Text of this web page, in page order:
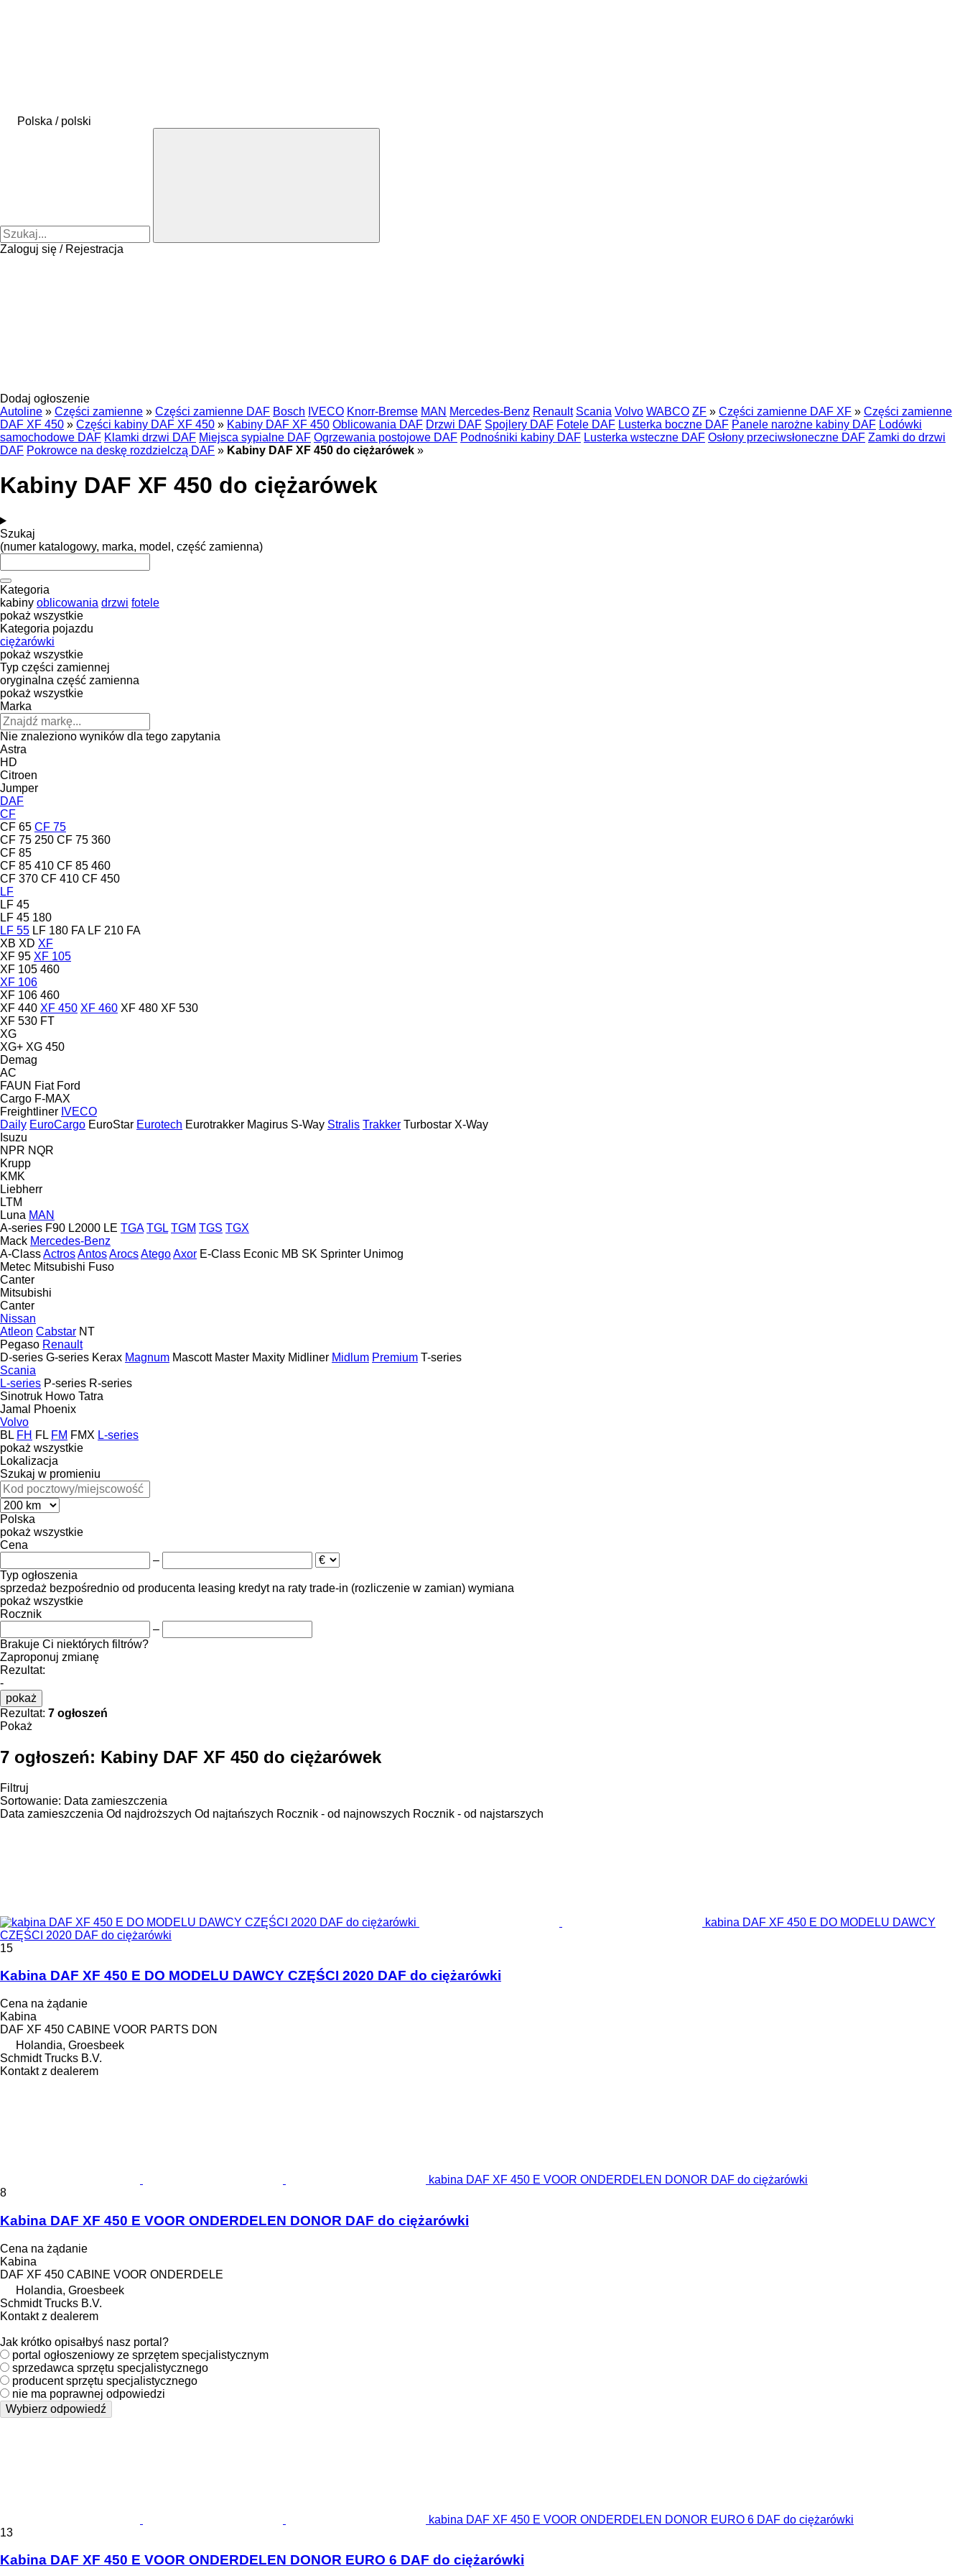
Polska / polski
Zaloguj się / Rejestracja
Dodaj ogłoszenie
Autoline » Części zamienne » Części zamienne DAF Bosch IVECO Knorr-Bremse MAN Mercedes-Benz Renault Scania Volvo WABCO ZF » Części zamienne DAF XF » Części zamienne
DAF XF 450 » Części kabiny DAF XF 450 » Kabiny DAF XF 450 Oblicowania DAF Drzwi DAF Spojlery DAF Fotele DAF Lusterka boczne DAF Panele narożne kabiny DAF Lodówki
samochodowe DAF Klamki drzwi DAF Miejsca sypialne DAF Ogrzewania postojowe DAF Podnośniki kabiny DAF Lusterka wsteczne DAF Osłony przeciwsłoneczne DAF Zamki do drzwi
DAF Pokrowce na deskę rozdzielczą DAF » Kabiny DAF XF 450 do ciężarówek »
Kabiny DAF XF 450 do ciężarówek
Szukaj
(numer katalogowy, marka, model, część zamienna)
Kategoria
kabiny oblicowania drzwi fotele
pokaż wszystkie
Kategoria pojazdu
ciężarówki
pokaż wszystkie
Typ części zamiennej
oryginalna część zamienna
pokaż wszystkie
Marka
Nie znaleziono wyników dla tego zapytania
Astra
HD
Citroen
Jumper
DAF
CF
CF 65 CF 75
CF 75 250 CF 75 360
CF 85
CF 85 410 CF 85 460
CF 370 CF 410 CF 450
LF
LF 45
LF 45 180
LF 55 LF 180 FA LF 210 FA
XB XD XF
XF 95 XF 105
XF 105 460
XF 106
XF 106 460
XF 440 XF 450 XF 460 XF 480 XF 530
XF 530 FT
XG
XG+ XG 450
Demag
AC
FAUN Fiat Ford
Cargo F-MAX
Freightliner IVECO
Daily EuroCargo EuroStar Eurotech Eurotrakker Magirus S-Way Stralis Trakker Turbostar X-Way
Isuzu
NPR NQR
Krupp
KMK
Liebherr
LTM
Luna MAN
A-series F90 L2000 LE TGA TGL TGM TGS TGX
Mack Mercedes-Benz
A-ClassActrosAntosArocsAtegoAxor E-Class Econic MB SK Sprinter Unimog
Metec Mitsubishi Fuso
Canter
Mitsubishi
Canter
Nissan
Atleon Cabstar NT
Pegaso Renault
D-series G-series Kerax Magnum Mascott Master Maxity Midliner Midlum Premium T-series
Scania
L-series P-series R-series
Sinotruk Howo Tatra
Jamal
Phoenix
Volvo
BL FH FL FM FMX L-series
pokaż wszystkie
Lokalizacja
Szukaj w promieniu
Polska
pokaż wszystkie
Cena
–
Typ ogłoszenia
sprzedaż bezpośrednio od producenta leasing kredyt na raty trade-in (rozliczenie w zamian) wymiana
pokaż wszystkie
Rocznik
–
Brakuje Ci niektórych filtrów?
Zaproponuj zmianę
Rezultat:
-
pokaż
Rezultat: 7 ogłoszeń
Pokaż
7 ogłoszeń: Kabiny DAF XF 450 do ciężarówek
Filtruj
Sortowanie: Data zamieszczenia
Data zamieszczenia Od najdroższych Od najtańszych Rocznik - od najnowszych Rocznik - od najstarszych
kabina DAF XF 450 E DO MODELU DAWCY
CZĘŚCI 2020 DAF do ciężarówki
15
Kabina DAF XF 450 E DO MODELU DAWCY CZĘŚCI 2020 DAF do ciężarówki
Cena na żądanie
Kabina
DAF XF 450 CABINE VOOR PARTS DON
Holandia, Groesbeek
Schmidt Trucks B.V.
Kontakt z dealerem
kabina DAF XF 450 E VOOR ONDERDELEN DONOR DAF do ciężarówki
8
Kabina DAF XF 450 E VOOR ONDERDELEN DONOR DAF do ciężarówki
Cena na żądanie
Kabina
DAF XF 450 CABINE VOOR ONDERDELE
Holandia, Groesbeek
Schmidt Trucks B.V.
Kontakt z dealerem
Jak krótko opisałbyś nasz portal?
portal ogłoszeniowy ze sprzętem specjalistycznym
sprzedawca sprzętu specjalistycznego
producent sprzętu specjalistycznego
nie ma poprawnej odpowiedzi
Wybierz odpowiedź
kabina DAF XF 450 E VOOR ONDERDELEN DONOR EURO 6 DAF do ciężarówki
13
Kabina DAF XF 450 E VOOR ONDERDELEN DONOR EURO 6 DAF do ciężarówki